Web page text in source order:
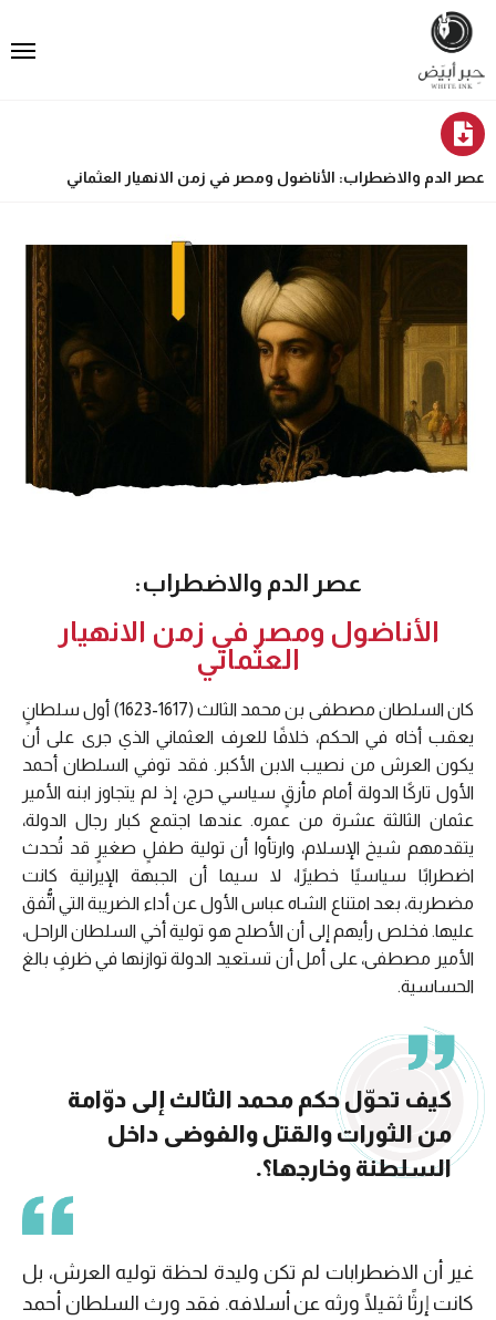
عصر الدم والاضطراب: الأناضول ومصر في زمن الانهيار العثماني
عصر الدم والاضطراب:
الأناضول ومصر في زمن الانهيار
العثماني
كان السلطان مصطفى بن محمد الثالث (1617-1623) أول سلطانٍ
يعقب أخاه في الحكم، خلافًا للعرف العثماني الذي جرى على أن
يكون العرش من نصيب الابن الأكبر. فقد توفي السلطان أحمد
الأول تاركًا الدولة أمام مأزقٍ سياسي حرج، إذ لم يتجاوز ابنه الأمير
عثمان الثالثة عشرة من عمره. عندها اجتمع كبار رجال الدولة،
يتقدمهم شيخ الإسلام، وارتأوا أن تولية طفلٍ صغيرٍ قد تُحدث
اضطرابًا سياسيًا خطيرًا، لا سيما أن الجبهة الإيرانية كانت
مضطربة، بعد امتناع الشاه عباس الأول عن أداء الضريبة التي اتُّفق
عليها. فخلص رأيهم إلى أن الأصلح هو تولية أخي السلطان الراحل،
الأمير مصطفى، على أمل أن تستعيد الدولة توازنها في ظرفٍ بالغ
الحساسية.
كيف تحوّل حكم محمد الثالث إلى دوّامة
من الثورات والقتل والفوضى داخل
السلطنة وخارجها؟.
غير أن الاضطرابات لم تكن وليدة لحظة توليه العرش، بل
كانت إرثًا ثقيلًا ورثه عن أسلافه. فقد ورث السلطان أحمد